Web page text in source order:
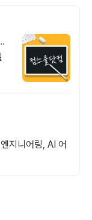
지니어링, AI 어